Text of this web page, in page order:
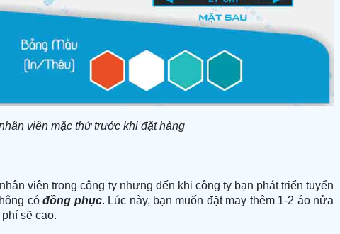
viên mặc thử trước khi đặt hàng
viên trong công ty nhưng đến khi công ty bạn phát triển tuyển
cóđồng phục. Lúc này, bạn muốn đặt may thêm 1-2 áo nửa
sẽ cao.